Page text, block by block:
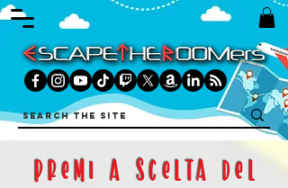
PREMI A SCELTA DEL